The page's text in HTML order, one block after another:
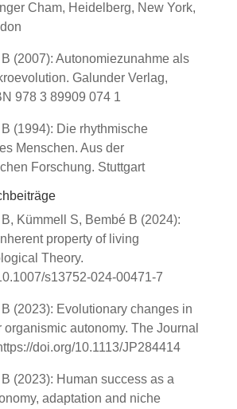
Cham, Heidelberg, New York,
(2007): Autonomiezunahme als
Galunder Verlag,
978 3 89909 074 1
(1994): Die rhythmische
Menschen. Aus der
Forschung. Stuttgart
Kümmell S, Bembé B (2024):
property of living
Theory.
s13752-024-00471-7
(2023): Evolutionary changes in
organismic autonomy. The Journal
doi.org/10.1113/JP284414
(2023): Human success as a
adaptation and niche